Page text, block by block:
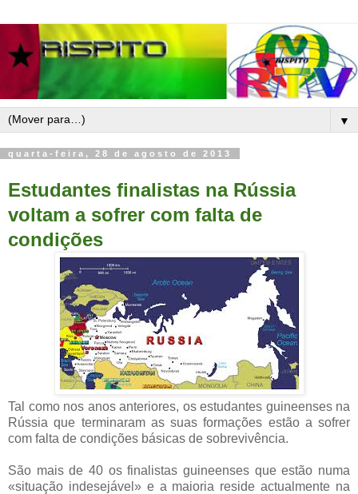
▼
quarta-feira, 28 de agosto de 2013
Estudantes finalistas na Rússia
voltam a sofrer com falta de
condições
Tal como nos anos anteriores, os estudantes guineenses na
Rússia que terminaram as suas formações estão a sofrer
com falta de condições básicas de sobrevivência.
São mais de 40 os finalistas guineenses que estão numa
«situação indesejável» e a maioria reside actualmente na